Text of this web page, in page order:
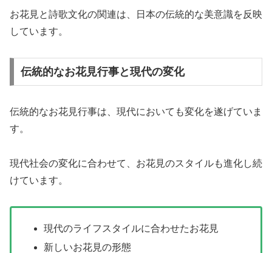
お花見と詩歌文化の関連は、日本の伝統的な美意識を反映
しています。
伝統的なお花見行事と現代の変化
伝統的なお花見行事は、現代においても変化を遂げていま
す。
現代社会の変化に合わせて、お花見のスタイルも進化し続
けています。
現代のライフスタイルに合わせたお花見
新しいお花見の形態